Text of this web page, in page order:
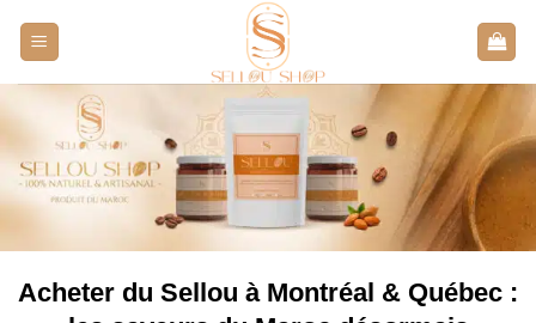
Acheter du Sellou à Montréal & Québec :